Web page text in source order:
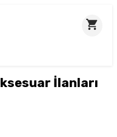
İlanları